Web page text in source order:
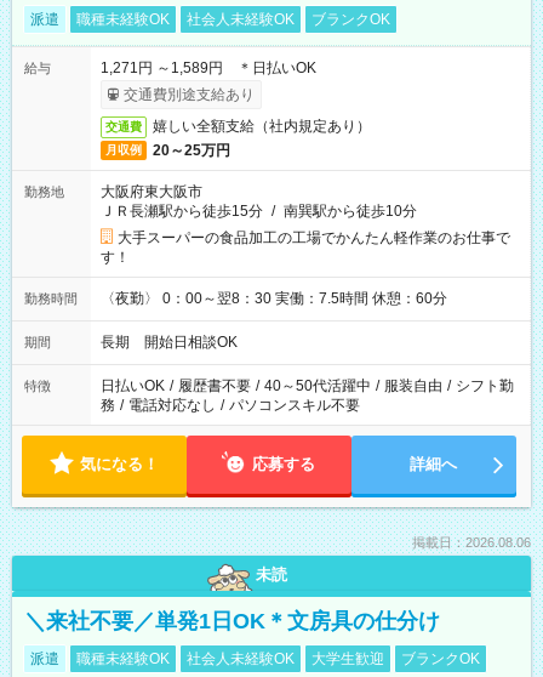
派遣 職種未経験OK 社会人未経験OK ブランクOK
給与
1,271円 ～1,589円 ＊日払いOK
交通費別途支給あり
交通費 嬉しい全額支給（社内規定あり）
月収例 20～25万円
勤務地
大阪府東大阪市
ＪＲ長瀬駅から徒歩15分 / 南巽駅から徒歩10分
大手スーパーの食品加工の工場でかんたん軽作業のお仕事で
す！
勤務時間 〈夜勤〉 0：00～翌8：30 実働：7.5時間 休憩：60分
期間 長期 開始日相談OK
特徴 日払いOK / 履歴書不要 / 40～50代活躍中 / 服装自由 / シフト勤
務 / 電話対応なし / パソコンスキル不要
気になる！ 応募する 詳細へ
掲載日：2026.08.06
未読
＼来社不要／単発1日OK＊文房具の仕分け
派遣 職種未経験OK 社会人未経験OK 大学生歓迎
ブランクOK